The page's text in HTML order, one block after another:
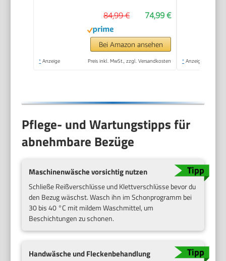
74,99 €
84,99 €
Bei Amazon ansehen
* Anzeige Preis inkl. MwSt., zzgl. Versandkosten * Anzeige
Pflege- und Wartungstipps für
abnehmbare Bezüge
Maschinenwäsche vorsichtig nutzen
Schließe Reißverschlüsse und Klettverschlüsse bevor du
den Bezug wäschst. Wasch ihn im Schonprogramm bei
30 bis 40 °C mit mildem Waschmittel, um
Beschichtungen zu schonen.
Handwäsche und Fleckenbehandlung